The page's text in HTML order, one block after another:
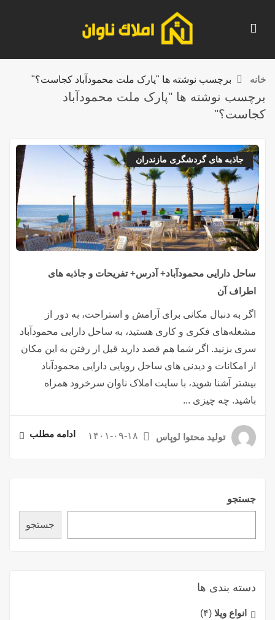
خانه برچسب نوشته ها "پارک ملت محمودآباد کجاست؟"
برچسب نوشته ها "پارک ملت محمودآباد
کجاست؟"
جستجو
جستجو
دسته بندی ها
انواع ویلا (۴)
جاذبه های گردشگری مازندران
ساحل دارایی محمودآباد+ آدرس+ تفریحات و جاذبه های
اطراف آن
اگر به دنبال مکانی برای آرامش و استراحت، به دور از
مشغله‌های فکری و کاری هستید، به ساحل دارایی محمودآباد
سری بزنید. اگر شما هم قصد دارید قبل از رفتن به این مکان
از امکانات و دیدنی های ساحل رویایی دارایی محمودآباد
بیشتر آشنا شوید، با سایت املاک ناوان سرخرود همراه
باشید. چه چیزی ...
تولید محتوا لوپاس ۱۴۰۱-۰۹-۱۸ ادامه مطلب